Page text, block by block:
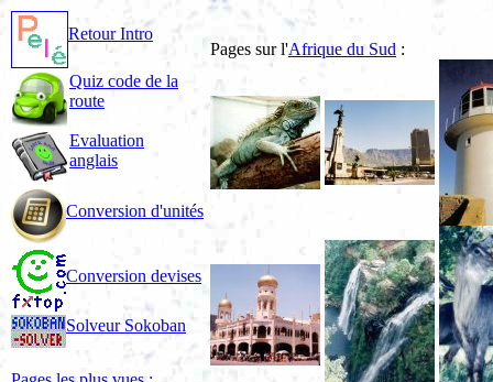
Retour Intro
Quiz code de la
route
Evaluation
anglais
Conversion d'unités
Conversion devises
Solveur Sokoban
Pages sur l'Afrique du Sud :